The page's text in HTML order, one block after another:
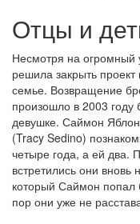
Отцы и
Несмотря на огромный
решила закрыть
семье. Возвращение
произошло в 2003
девушке. Саймон
(Tracy Sedino)
четыре года, а ей два.
встретились они
который Саймон попал
пор они уже не